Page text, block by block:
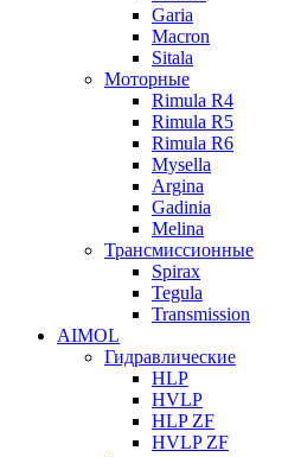
Garia
Macron
Sitala
Моторные
Rimula R4
Rimula R5
Rimula R6
Mysella
Argina
Gadinia
Melina
Трансмиссионные
Spirax
Tegula
Transmission
AIMOL
Гидравлические
HLP
HVLP
HLP ZF
HVLP ZF